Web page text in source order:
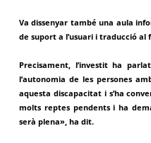
Va dissenyar també una aula
de suport a l’usuari i traducció
Precisament, l’investit ha
l’autonomia de les persones
aquesta discapacitat i s’ha
molts reptes pendents i ha
serà plena», ha dit.